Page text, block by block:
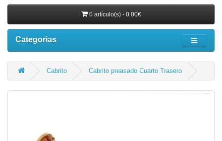
0 artículo(s) - 0.00€
Categorias
Cabrito Cabrito preasado Cuarto Trasero